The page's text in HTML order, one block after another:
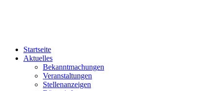
Startseite
Aktuelles
Bekanntmachungen
Veranstaltungen
Stellenanzeigen